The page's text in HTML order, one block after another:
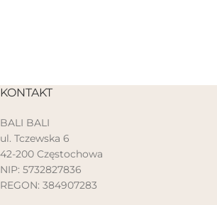
KONTAKT
BALI BALI
ul. Tczewska 6
42-200 Częstochowa
NIP: 5732827836
REGON: 384907283